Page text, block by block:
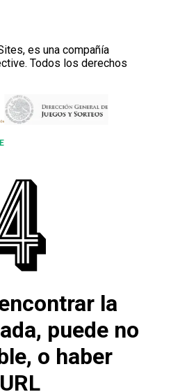
es una compañía
Todos los derechos
la
puede no
o haber